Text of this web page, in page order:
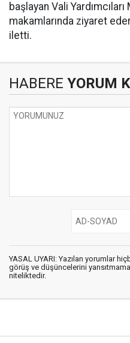
başlayan Vali
makamlarında ziyaret
iletti.
HABERE YORUM
YASAL UYARI: Yazılan yorumlar
görüş ve düşüncelerini
niteliktedir.